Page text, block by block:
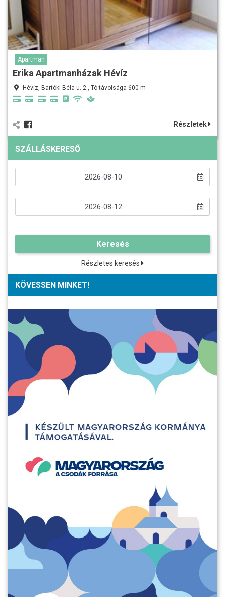
Apartman
Erika Apartmanházak Hévíz
Hévíz, Bartóki Béla u. 2., Tó távolsága 600 m
Részletek
SZÁLLÁSKERESŐ
Keresés
Részletes keresés
KÖVESSEN MINKET!